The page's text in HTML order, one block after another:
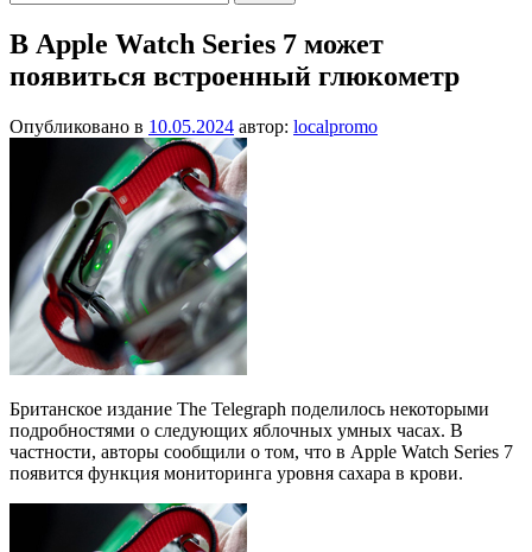
В Apple Watch Series 7 может
появиться встроенный глюкометр
Опубликовано в 10.05.2024 автор: localpromo
Британское издание The Telegraph поделилось некоторыми
подробностями о следующих яблочных умных часах. В
частности, авторы сообщили о том, что в Apple Watch Series 7
появится функция мониторинга уровня сахара в крови.